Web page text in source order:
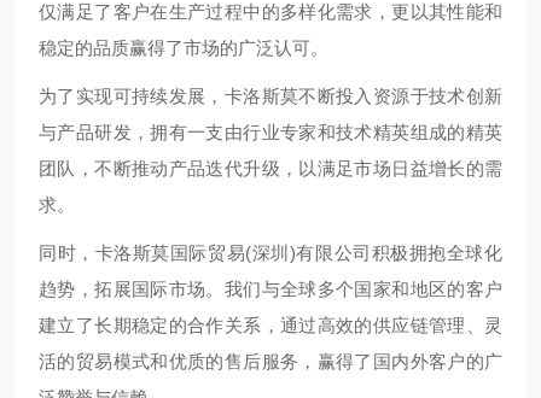
仅满足了客户在生产过程中的多样化需求，更以其性能和
稳定的品质赢得了市场的广泛认可。
为了实现可持续发展，卡洛斯莫不断投入资源于技术创新
与产品研发，拥有一支由行业专家和技术精英组成的精英
团队，不断推动产品迭代升级，以满足市场日益增长的需
求。
同时，卡洛斯莫国际贸易(深圳)有限公司积极拥抱全球化
趋势，拓展国际市场。我们与全球多个国家和地区的客户
建立了长期稳定的合作关系，通过高效的供应链管理、灵
活的贸易模式和优质的售后服务，赢得了国内外客户的广